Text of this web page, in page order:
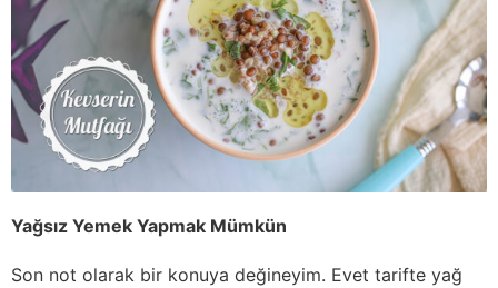
Yağsız Yemek Yapmak Mümkün
Son not olarak bir konuya değineyim. Evet tarifte yağ